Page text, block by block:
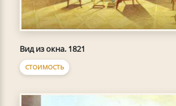
Вид из окна. 1821
СТОИМОСТЬ